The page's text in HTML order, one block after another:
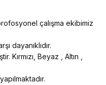
çalışma ekibimiz
dayanıklıdır.
Beyaz , Altın ,